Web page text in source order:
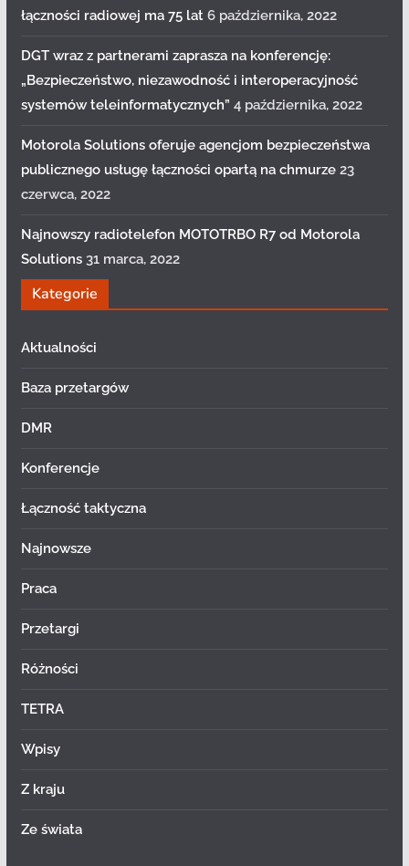
łączności radiowej ma 75 lat 6 października, 2022
DGT wraz z partnerami zaprasza na konferencję:
„Bezpieczeństwo, niezawodność i interoperacyjność
systemów teleinformatycznych” 4 października, 2022
Motorola Solutions oferuje agencjom bezpieczeństwa
publicznego usługę łączności opartą na chmurze 23
czerwca, 2022
Najnowszy radiotelefon MOTOTRBO R7 od Motorola
Solutions 31 marca, 2022
Kategorie
Aktualności
Baza przetargów
DMR
Konferencje
Łączność taktyczna
Najnowsze
Praca
Przetargi
Różności
TETRA
Wpisy
Z kraju
Ze świata